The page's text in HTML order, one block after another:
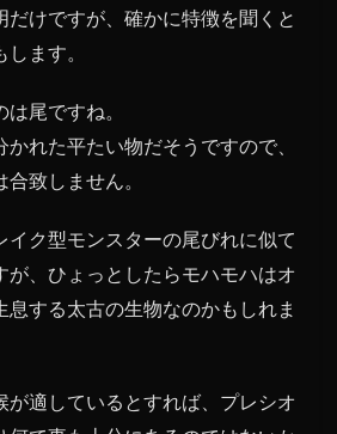
だけですが、確かに特徴を聞くと
ます。
尾ですね。
れた平たい物だそうですので、
致しません。
イク型モンスターの尾びれに似て
が、ひょっとしたらモハモハはオ
息する太古の生物なのかもしれま
が適しているとすれば、プレシオ